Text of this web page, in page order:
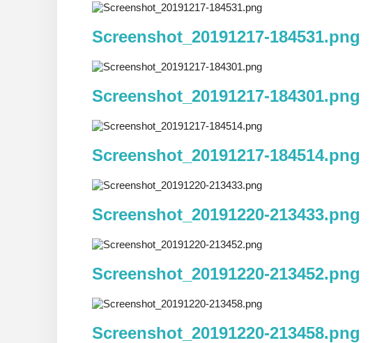
Screenshot_20191217-184531.png
Screenshot_20191217-184301.png
Screenshot_20191217-184514.png
Screenshot_20191220-213433.png
Screenshot_20191220-213452.png
Screenshot_20191220-213458.png